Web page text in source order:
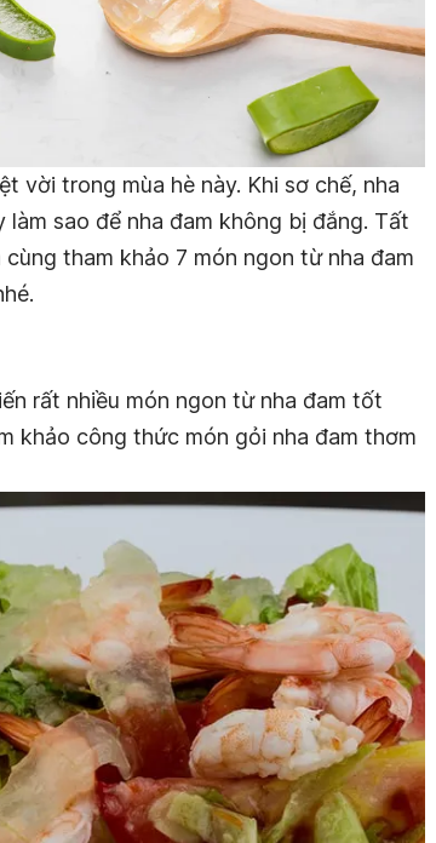
vời trong mùa hè này. Khi sơ chế, nha
sao để nha đam không bị đắng. Tất
tham khảo 7 món ngon từ nha đam
rất nhiều món ngon từ nha đam tốt
khảo công thức món gỏi nha đam thơm